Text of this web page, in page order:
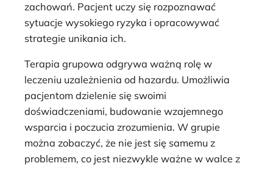
zachowań. Pacjent uczy się rozpoznawać
sytuacje wysokiego ryzyka i opracowywać
strategie unikania ich.
Terapia grupowa odgrywa ważną rolę w
leczeniu uzależnienia od hazardu. Umożliwia
pacjentom dzielenie się swoimi
doświadczeniami, budowanie wzajemnego
wsparcia i poczucia zrozumienia. W grupie
można zobaczyć, że nie jest się samemu z
problemem, co jest niezwykle ważne w walce z